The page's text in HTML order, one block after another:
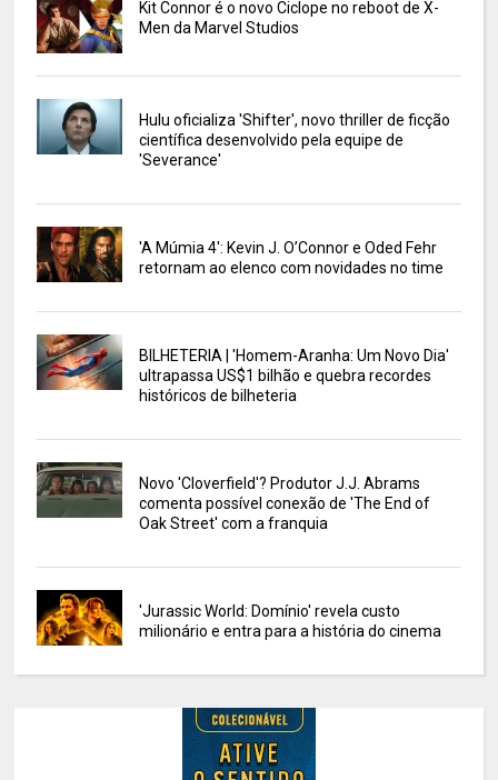
Kit Connor é o novo Ciclope no reboot de X-
Men da Marvel Studios
Hulu oficializa 'Shifter', novo thriller de ficção
científica desenvolvido pela equipe de
'Severance'
'A Múmia 4': Kevin J. O’Connor e Oded Fehr
retornam ao elenco com novidades no time
BILHETERIA | 'Homem-Aranha: Um Novo Dia'
ultrapassa US$1 bilhão e quebra recordes
históricos de bilheteria
Novo 'Cloverfield'? Produtor J.J. Abrams
comenta possível conexão de 'The End of
Oak Street' com a franquia
'Jurassic World: Domínio' revela custo
milionário e entra para a história do cinema